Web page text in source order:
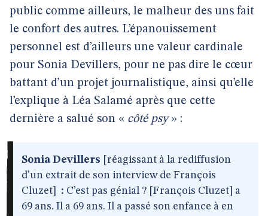
public comme ailleurs, le malheur des uns fait
le confort des autres. L’épanouissement
personnel est d’ailleurs une valeur cardinale
pour Sonia Devillers, pour ne pas dire le cœur
battant d’un projet journalistique, ainsi qu’elle
l’explique à Léa Salamé après que cette
dernière a salué son « côté psy» :
Sonia Devillers [réagissant à la rediffusion
d’un extrait de son interview de François
Cluzet]
: C’est pas génial ? [François Cluzet] a
69 ans. Il a 69 ans. Il a passé son enfance à en